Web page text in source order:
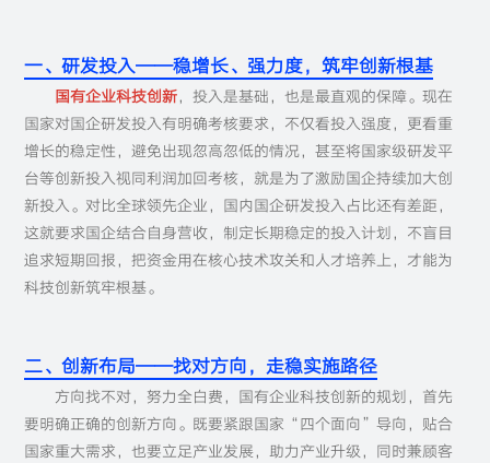
一、研发投入——稳增长、强力度，筑牢创新根基
国有企业科技创新，投入是基础，也是最直观的保障。现在
国家对国企研发投入有明确考核要求，不仅看投入强度，更看重
增长的稳定性，避免出现忽高忽低的情况，甚至将国家级研发平
台等创新投入视同利润加回考核，就是为了激励国企持续加大创
新投入。对比全球领先企业，国内国企研发投入占比还有差距，
这就要求国企结合自身营收，制定长期稳定的投入计划，不盲目
追求短期回报，把资金用在核心技术攻关和人才培养上，才能为
科技创新筑牢根基。
二、创新布局——找对方向，走稳实施路径
方向找不对，努力全白费，国有企业科技创新的规划，首先
要明确正确的创新方向。既要紧跟国家“四个面向”导向，贴合
国家重大需求，也要立足产业发展，助力产业升级，同时兼顾客